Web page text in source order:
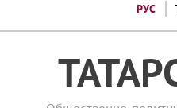
РУС